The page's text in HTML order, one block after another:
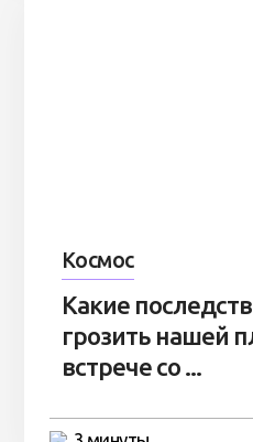
Космос
Какие
грозить нашей
встрече со ...